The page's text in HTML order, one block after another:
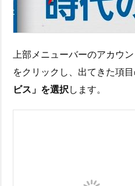
上部メニューバーのアカウ
をクリックし、出てきた項
ビス」を選択 します。